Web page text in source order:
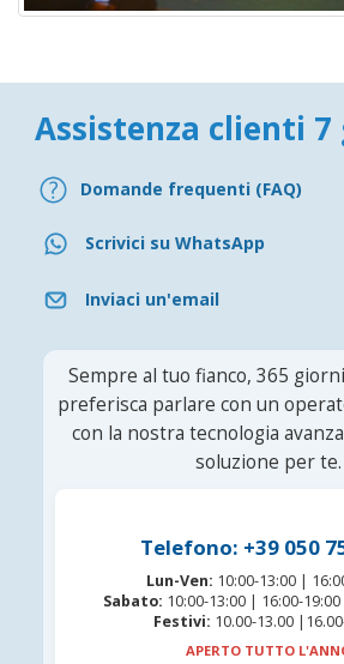
Assistenza clienti 7
Domande frequenti (FAQ)
Scrivici su WhatsApp
Inviaci un'email
Sempre al tuo fianco, 365
preferisca parlare con un
con la nostra tecnologia
soluzione per te.
Telefono: +39 050
Lun-Ven: 10:00-13:00 |
Sabato: 10:00-13:00 | 16:00-19:00
Festivi: 10.00-13.00
APERTO TUTTO